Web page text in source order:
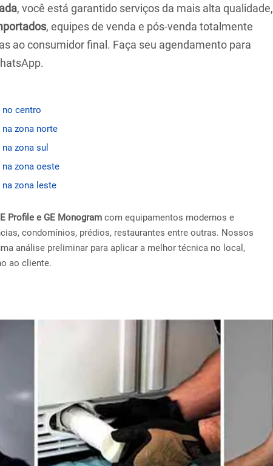
, você está garantido serviços da mais alta qualidade,
, equipes de venda e pós-venda totalmente
ao consumidor final. Faça seu agendamento para
no centro
zona norte
zona sul
na zona oeste
na zona leste
Profile e GE Monogram com equipamentos modernos e
condomínios, prédios, restaurantes entre outras. Nossos
análise preliminar para aplicar a melhor técnica no local,
ao cliente.